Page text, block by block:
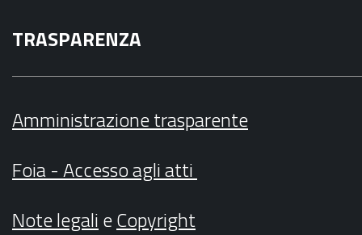
TRASPARENZA
Amministrazione trasparente
Foia - Accesso agli atti
Note legalieCopyright